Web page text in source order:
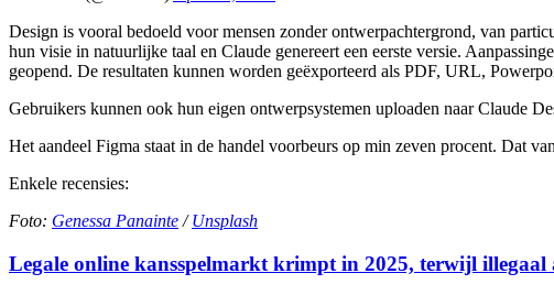
Design is vooral bedoeld voor mensen zonder ontwerpachtergrond, van
hun visie in natuurlijke taal en Claude genereert een eerste versie.
geopend. De resultaten kunnen worden geëxporteerd als PDF, URL,
Gebruikers kunnen ook hun eigen ontwerpsystemen uploaden naar Claude
Het aandeel Figma staat in de handel voorbeurs op min zeven procent. Dat
Enkele recensies:
Foto: Genessa Panainte /Unsplash
Legale online kansspelmarkt krimpt in 2025, terwijl illegaal